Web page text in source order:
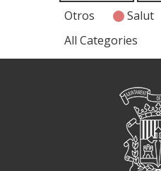
Otros
Salut
All Categories